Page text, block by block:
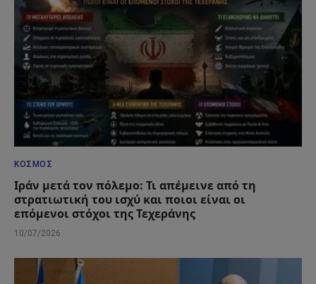
ΚΌΣΜΟΣ
Ιράν μετά τον πόλεμο: Τι απέμεινε από τη
στρατιωτική του ισχύ και ποιοι είναι οι
επόμενοι στόχοι της Τεχεράνης
10/07/2026